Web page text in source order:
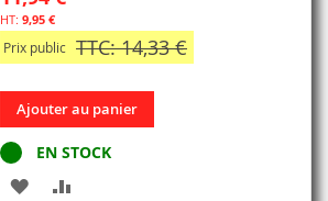
9,95 €
Prix public TTC: 14,33 €
Ajouter au panier
EN STOCK
AJOUTER